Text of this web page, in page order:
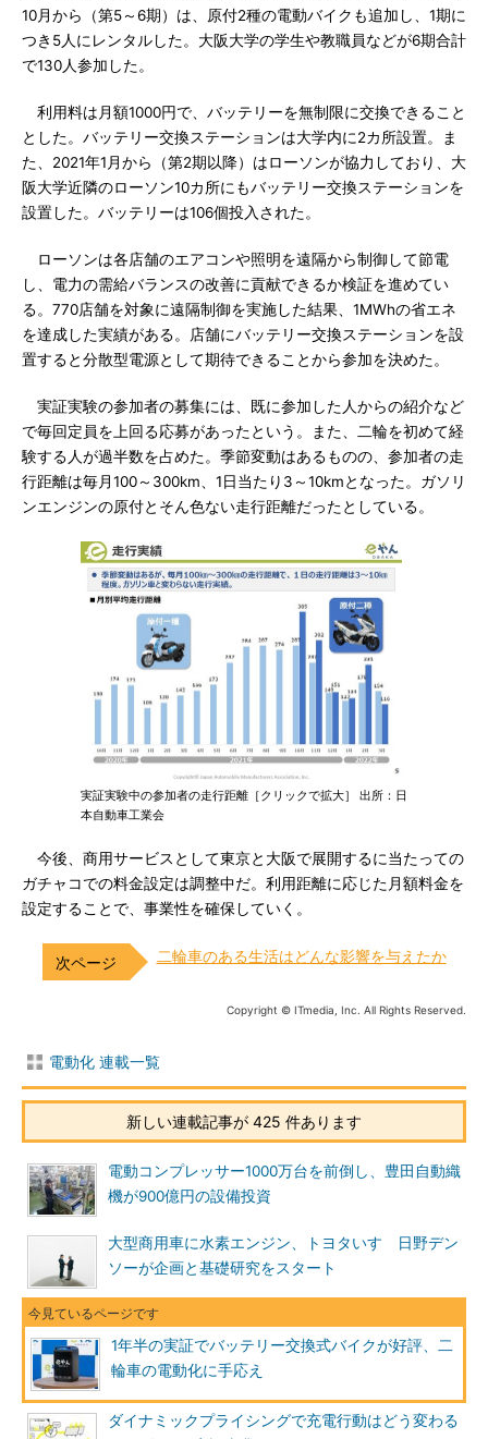
10月から（第5～6期）は、原付2種の電動バイクも追加し、1期に
つき5人にレンタルした。大阪大学の学生や教職員などが6期合計
で130人参加した。
利用料は月額1000円で、バッテリーを無制限に交換できること
とした。バッテリー交換ステーションは大学内に2カ所設置。ま
た、2021年1月から（第2期以降）はローソンが協力しており、大
阪大学近隣のローソン10カ所にもバッテリー交換ステーションを
設置した。バッテリーは106個投入された。
ローソンは各店舗のエアコンや照明を遠隔から制御して節電
し、電力の需給バランスの改善に貢献できるか検証を進めてい
る。770店舗を対象に遠隔制御を実施した結果、1MWhの省エネ
を達成した実績がある。店舗にバッテリー交換ステーションを設
置すると分散型電源として期待できることから参加を決めた。
実証実験の参加者の募集には、既に参加した人からの紹介など
で毎回定員を上回る応募があったという。また、二輪を初めて経
験する人が過半数を占めた。季節変動はあるものの、参加者の走
行距離は毎月100～300km、1日当たり3～10kmとなった。ガソリ
ンエンジンの原付とそん色ない走行距離だったとしている。
実証実験中の参加者の走行距離［クリックで拡大］ 出所：日
本自動車工業会
今後、商用サービスとして東京と大阪で展開するに当たっての
ガチャコでの料金設定は調整中だ。利用距離に応じた月額料金を
設定することで、事業性を確保していく。
二輪車のある生活はどんな影響を与えたか
Copyright © ITmedia, Inc. All Rights Reserved.
電動化 連載一覧
新しい連載記事が 425 件あります
電動コンプレッサー1000万台を前倒し、豊田自動織
機が900億円の設備投資
大型商用車に水素エンジン、トヨタいすゞ日野デン
ソーが企画と基礎研究をスタート
1年半の実証でバッテリー交換式バイクが好評、二
輪車の電動化に手応え
ダイナミックプライシングで充電行動はどう変わる